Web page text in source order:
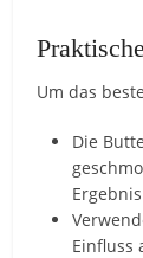
Um das
Die
Einfluss